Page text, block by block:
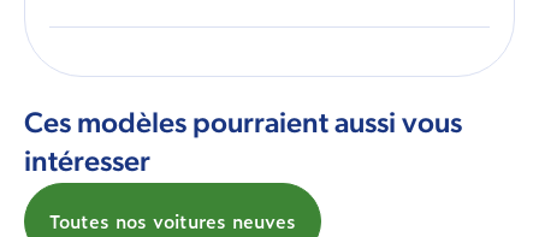
Ces modèles pourraient aussi vous
intéresser
Toutes nos voitures neuves